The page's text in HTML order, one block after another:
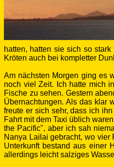
hatten, hatten sie sich so
Kröten auch bei kompletter
Am nächsten Morgen ging es
noch viel Zeit. Ich hatte mich
Fische zu sehen. Gestern
Übernachtungen. Als das klar
freute er sich sehr, dass ich
Fahrt mit dem Taxi üblich
the Pacific", aber ich sah
Nanya Lailai gebracht, wo
Unterkunft bestand aus einer
allerdings leicht salziges